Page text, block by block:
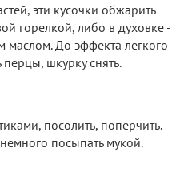
эти кусочки обжарить
горелкой, либо в духовке -
маслом. До эффекта легкого
шкурку снять.
посолить, поперчить.
посыпать мукой.